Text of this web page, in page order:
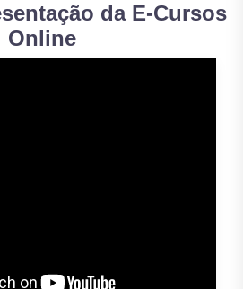
da E-Cursos
Online